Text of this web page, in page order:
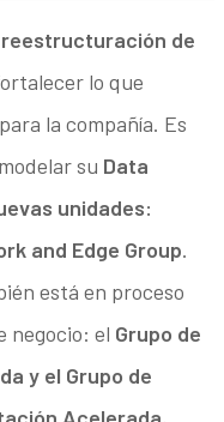
de
lo que
la compañía. Es
su Data
unidades:
and Edge Group.
está en proceso
negocio: el Grupo de
y el Grupo de